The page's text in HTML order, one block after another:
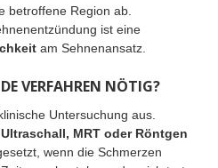
betroffene Region ab.
ist eine
am Sehnenansatz.
VERFAHREN NÖTIG?
Untersuchung aus.
Ultraschall, MRT oder Röntgen
wenn die Schmerzen